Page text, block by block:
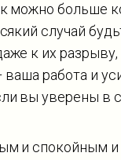
можно больше
случай
к их разрыву,
работа и
вы уверены в
и спокойным